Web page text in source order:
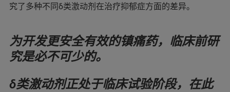
究了多种不同δ类激动剂在治疗抑郁症方面的差异。
为开发更安全有效的镇痛药，临床前研
究是必不可少的。
δ类激动剂正处于临床试验阶段，在此